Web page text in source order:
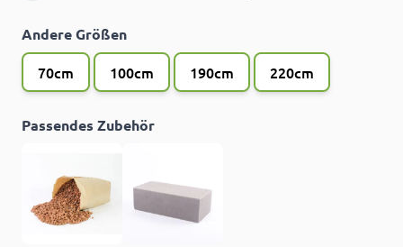
Andere Größen
70cm 100cm 190cm 220cm
Passendes Zubehör